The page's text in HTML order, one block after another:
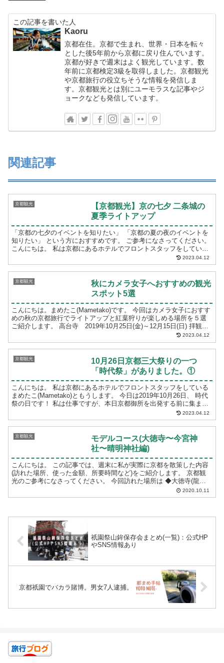
この記事を書いた人
Kaoru
京都在住。京都で生まれ、世界・日本を転々
とした後5年前から京都に戻り住んでいます。
京都が好きで週末はよく観光しています。数
年前に京都検定3級を取得しました。京都観光
や京都旅行の役立ちそうな情報を発信しま
す。京都観光とは別にユーモラスな記事やジ
ョークなども発信しています。
関連記事
京都観光
【京都観光】京の七夕 二条城の
夏季ライトアップ
「京都の七夕のイベントを知りたい」 「京都の夏の夜のイベントを
知りたい」 という方におすすめです。 ご参考になさってください。
こんにちは。 私は京都にあるホテルでフロントスタッフをしている
2023.04.12
京都観光
秋にカメラ女子へおすすめの観光
スポット5選
こんにちは。まめたこ(Mametako)です。 今回はカメラ女子におすす
めの秋の京都旅行でライトアップと紅葉狩りが楽しめる場所を５選
ご紹介します。 高台寺 2019年10月25日(金)～12月15日(日) 拝観時
2023.04.12
京都観光
10月26日京都三大祭りの一つ
「時代祭」がありました。①
こんにちは。 私は京都にあるホテルでフロントスタッフをしている
まめたこ(Mametako)ともうします。 今日は2019年10月26日、 時代
祭の日です！ 私は仕事ですが、本日京都御所を出発する前に集まる
2023.04.12
京都観光
モデルコース(大徳寺〜今宮神
社〜晴明神社編)
こんにちは。 この記事では、週末に私が実際に京都を散策した内容
(訪れた場所、使った金額、所要時間など)をご紹介します。 京都観
光のご参考になさってください。 今回訪れた場所は ◆大徳寺(龍源
2020.10.11
祇園祭山鉾保存会まとめ(一覧)：公式HP
やSNS情報あり
京都祇園でバカラ賭博。男女7人逮捕。